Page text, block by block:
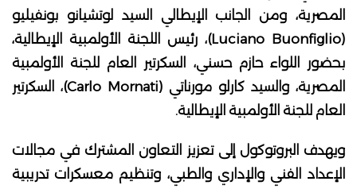
المصرية، ومن الجانب الإيطالي السيد لوتشيانو بونفيليو
(Luciano Buonfiglio)، رئيس اللجنة الأولمبية الإيطالية،
بحضور اللواء حازم حسني، السكرتير العام للجنة الأولمبية
المصرية، والسيد كارلو مورناتي (Carlo Mornati)، السكرتير
العام للجنة الأولمبية الإيطالية.
ويهدف البروتوكول إلى تعزيز التعاون المشترك في مجالات
الإعداد الفني والإداري والطبي، وتنظيم معسكرات تدريبية